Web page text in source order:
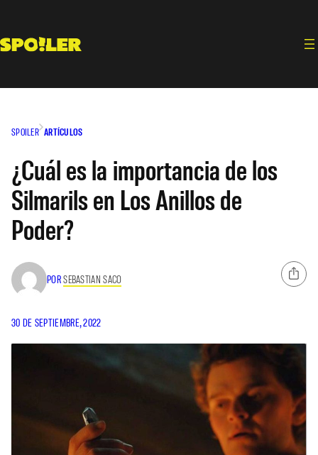
contenido
SPOILER ARTÍCULOS
¿Cuál es la importancia de los
Silmarils en Los Anillos de
Poder?
PORSEBASTIAN SACO
30 DE SEPTIEMBRE, 2022